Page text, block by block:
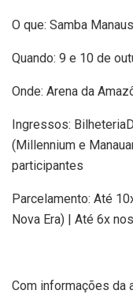
O que: Samba
Quando: 9 e 10 de
Onde: Arena da
Ingressos:
(Millennium e
participantes
Parcelamento: Até
Nova Era) | Até 6x
Com informações da